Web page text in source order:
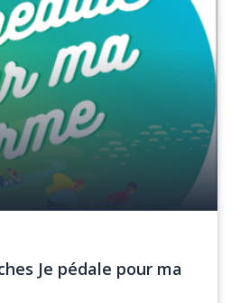
Je pédale pour ma